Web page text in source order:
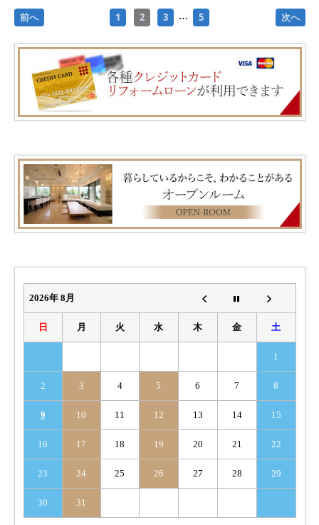
投
稿
ナ
ゲ
ー
シ
ョ
ン
前へ 1 2 3 … 5 次へ
2026年 8月
日 月 火 水 木 金 土
1
2 3 4 5 6 7 8
9 10 11 12 13 14 15
16 17 18 19 20 21 22
23 24 25 26 27 28 29
30 31